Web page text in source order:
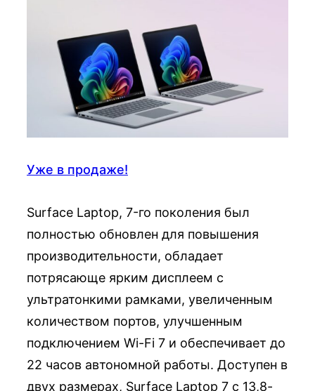
Уже в продаже!
Surface Laptop, 7-го поколения был
полностью обновлен для повышения
производительности, обладает
потрясающе ярким дисплеем с
ультратонкими рамками, увеличенным
количеством портов, улучшенным
подключением Wi-Fi 7 и обеспечивает до
22 часов автономной работы. Доступен в
двух размерах, Surface Laptop 7 с 13,8-